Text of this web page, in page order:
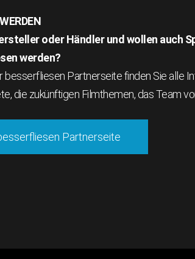
oder Händler und wollen auch
werden?
besserfliesen Partnerseite finden Sie alle
die zukünftigen Filmthemen, das Team
Partnerseite